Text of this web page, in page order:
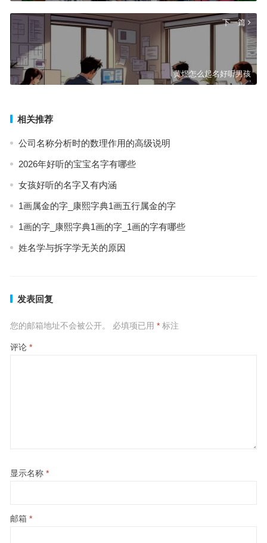
下一篇
黄煜怎么起名好听男孩
相关推荐
公司名称分析时的数理作用的高级说明
2026年好听的宝宝名字有哪些
女孩好听的名字又有内涵
1画属金的字_康熙字典1画五行属金的字
1画的字_康熙字典1画的字_1画的字有哪些
姓名学与拆字学无关的原因
发表回复
您的邮箱地址不会被公开。 必填项已用 *标注
评论 *
显示名称 *
邮箱 *